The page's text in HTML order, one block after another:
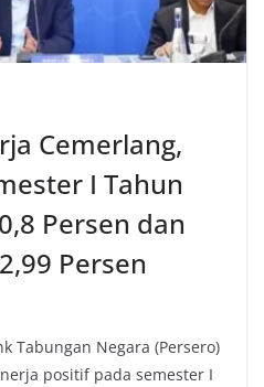
Cemerlang,
I Tahun
Persen dan
Persen
Tabungan Negara (Persero)
positif pada semester I